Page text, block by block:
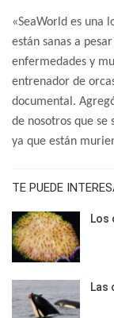
«SeaWorld es una
están sanas a
enfermedades y
entrenador de
documental.
de nosotros que se
ya que están
TE PUEDE
Los
Las